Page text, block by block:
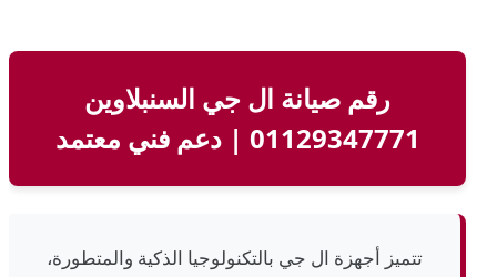
رقم صيانة ال جي السنبلاوين
01129347771 | دعم فني معتمد
تتميز أجهزة ال جي بالتكنولوجيا الذكية والمتطورة،